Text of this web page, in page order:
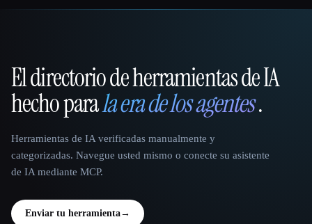
That AI Collection
El directorio de herramientas de IA
hecho parala era de los agentes.
Herramientas de IA verificadas manualmente y
categorizadas. Navegue usted mismo o conecte su asistente
de IA mediante MCP.
Enviar tu herramienta→